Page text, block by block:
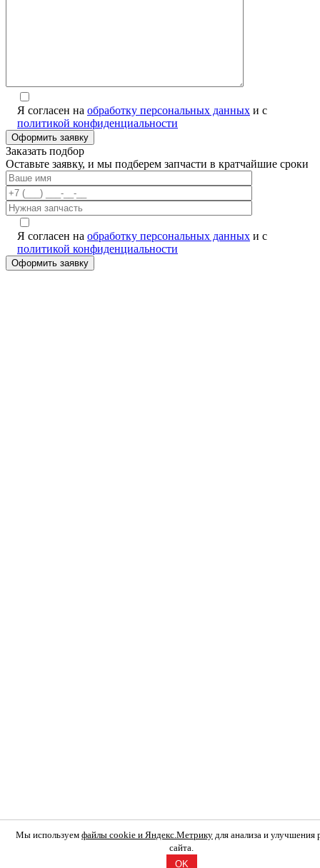
Я согласен на обработку персональных данных и с
политикой конфиденциальности
Заказать подбор
Оставьте заявку, и мы подберем запчасти в кратчайшие сроки
Я согласен на обработку персональных данных и с
политикой конфиденциальности
Мы используем файлы cookie и Яндекс.Метрику для анализа и улучшения
сайта.
OK